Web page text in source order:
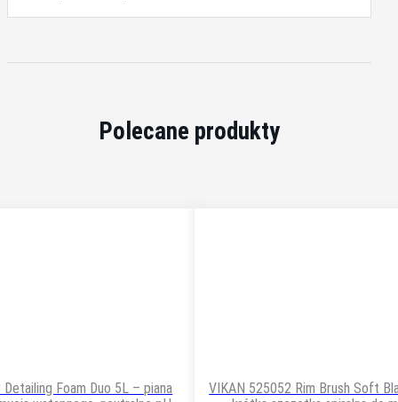
Polecane produkty
Foam Duo 5L – piana
VIKAN 525052 Rim Brush Soft